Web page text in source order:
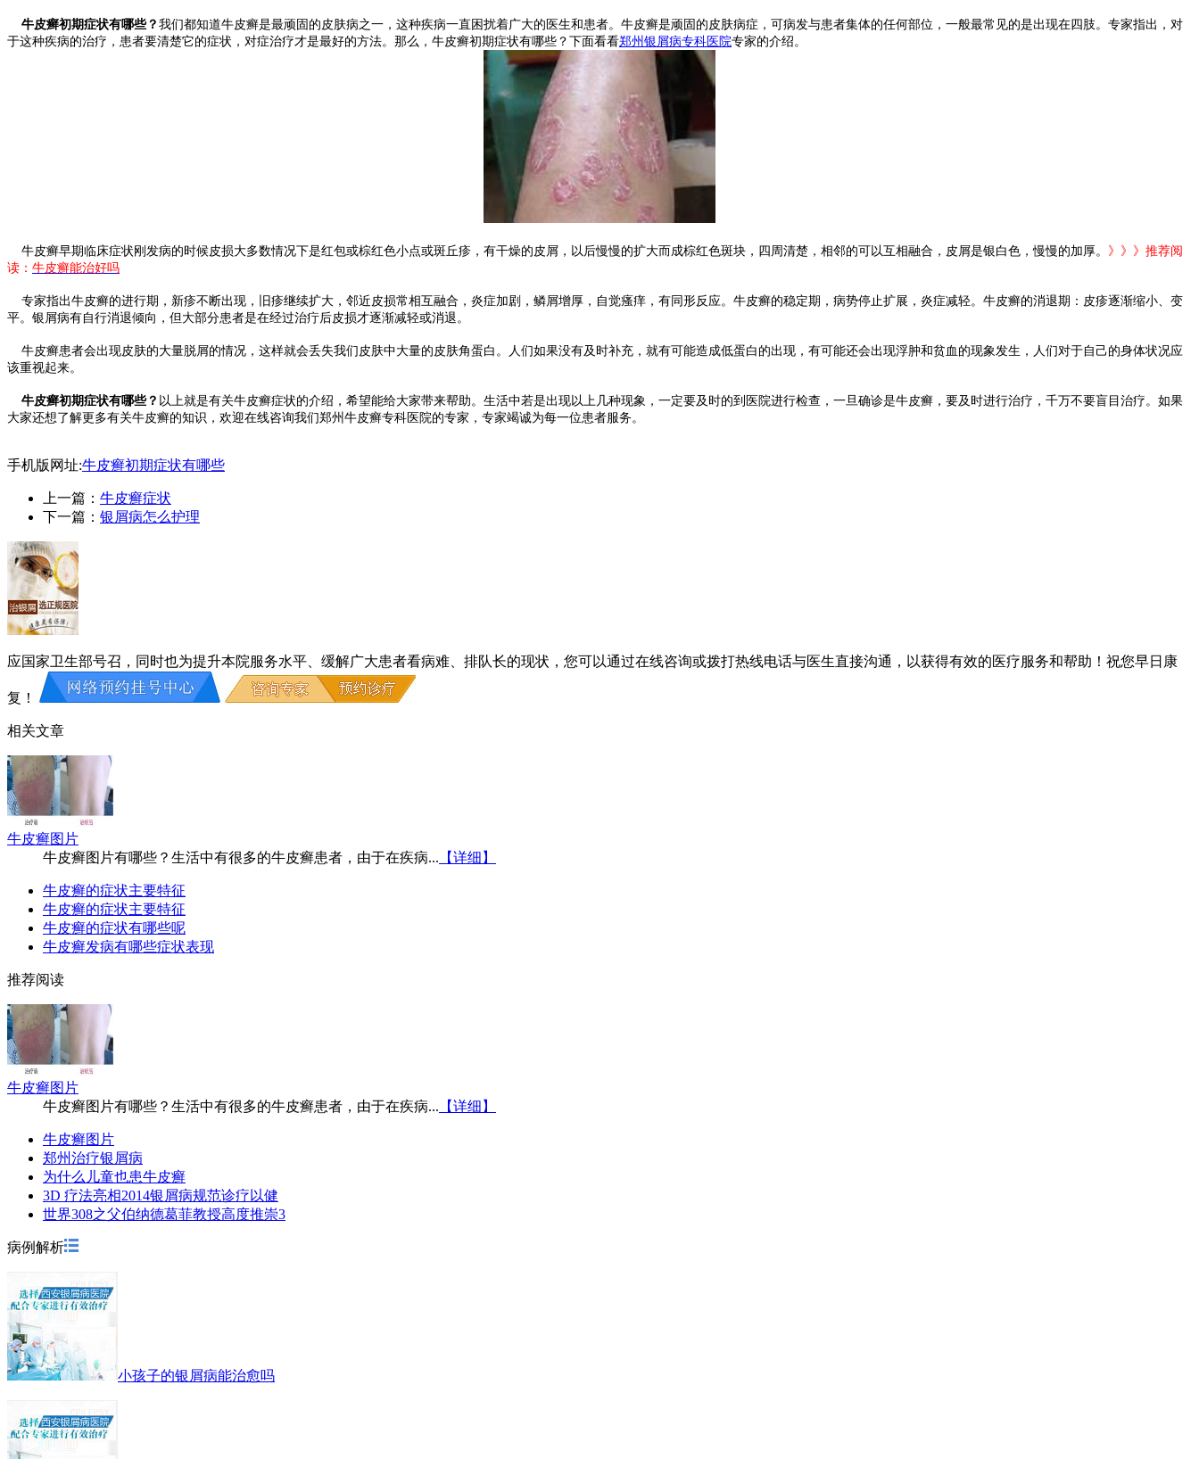
牛皮癣初期症状有哪些？ 我们都知道牛皮癣是最顽固的皮肤病之一，这种疾病一直困扰着广大的医生和患者。牛皮癣是顽固的皮肤病症，可病发与患者集体的任何部位，一般最常见的是出现在四肢。专家指出，对
于这种疾病的治疗，患者要清楚它的症状，对症治疗才是最好的方法。那么，牛皮癣初期症状有哪些？下面看看郑州银屑病专科医院专家的介绍。
牛皮癣早期临床症状刚发病的时候皮损大多数情况下是红包或棕红色小点或斑丘疹，有干燥的皮屑，以后慢慢的扩大而成棕红色斑块，四周清楚，相邻的可以互相融合，皮屑是银白色，慢慢的加厚。 》》》推荐阅
读： 牛皮癣能治好吗
专家指出牛皮癣的进行期，新疹不断出现，旧疹继续扩大，邻近皮损常相互融合，炎症加剧，鳞屑增厚，自觉瘙痒，有同形反应。牛皮癣的稳定期，病势停止扩展，炎症减轻。牛皮癣的消退期：皮疹逐渐缩小、变
平。银屑病有自行消退倾向，但大部分患者是在经过治疔后皮损才逐渐减轻或消退。
牛皮癣患者会出现皮肤的大量脱屑的情况，这样就会丢失我们皮肤中大量的皮肤角蛋白。人们如果没有及时补充，就有可能造成低蛋白的出现，有可能还会出现浮肿和贫血的现象发生，人们对于自己的身体状况应
该重视起来。
牛皮癣初期症状有哪些？ 以上就是有关牛皮癣症状的介绍，希望能给大家带来帮助。生活中若是出现以上几种现象，一定要及时的到医院进行检查，一旦确诊是牛皮癣，要及时进行治疗，千万不要盲目治疗。如果
大家还想了解更多有关牛皮癣的知识，欢迎在线咨询我们郑州牛皮癣专科医院的专家，专家竭诚为每一位患者服务。
手机版网址:牛皮癣初期症状有哪些
上一篇： 牛皮癣症状
下一篇： 银屑病怎么护理
应国家卫生部号召，同时也为提升本院服务水平、缓解广大患者看病难、排队长的现状，您可以通过在线咨询或拨打热线电话与医生直接沟通，以获得有效的医疗服务和帮助！祝您早日康
复！
相关文章
牛皮癣图片
牛皮癣图片有哪些？生活中有很多的牛皮癣患者，由于在疾病... 【详细】
牛皮癣的症状主要特征
牛皮癣的症状主要特征
牛皮癣的症状有哪些呢
牛皮癣发病有哪些症状表现
推荐阅读
牛皮癣图片
牛皮癣图片有哪些？生活中有很多的牛皮癣患者，由于在疾病... 【详细】
牛皮癣图片
郑州治疗银屑病
为什么儿童也患牛皮癣
3D 疗法亮相2014银屑病规范诊疗以健
世界308之父伯纳德葛菲教授高度推崇3
病例解析
小孩子的银屑病能治愈吗